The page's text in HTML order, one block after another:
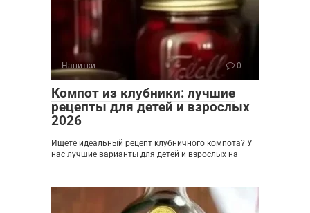
Напитки 0
Компот из клубники: лучшие
рецепты для детей и взрослых
2026
Ищете идеальный рецепт клубничного компота? У
нас лучшие варианты для детей и взрослых на